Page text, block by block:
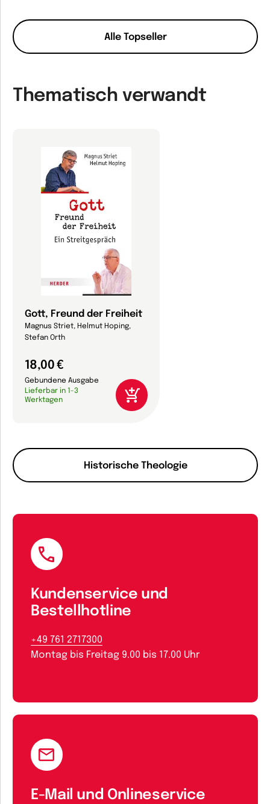
Alle Topseller
Thematisch verwandt
Historische Theologie
Gott, Freund der Freiheit
Magnus Striet, Helmut Hoping,
Stefan Orth
18,00 €
Gebundene Ausgabe
Lieferbar in 1-3
Werktagen
Kundenservice und
Bestellhotline
+49 761 2717300
Montag bis Freitag 9.00 bis 17.00 Uhr
E-Mail und Onlineservice